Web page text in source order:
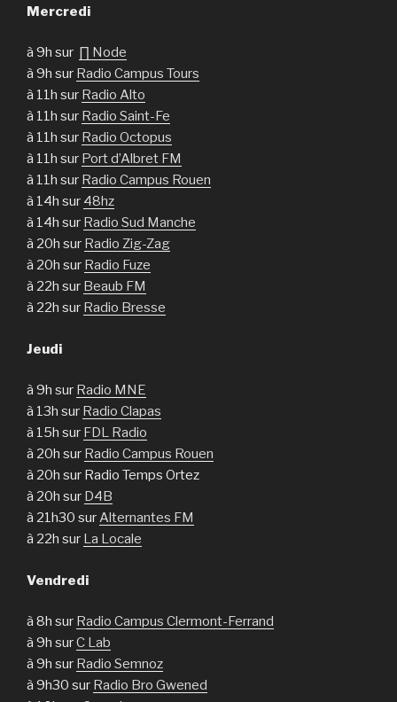
Mercredi
à 9h sur ∏ Node
à 9h sur Radio Campus Tours
à 11h sur Radio Alto
à 11h sur Radio Saint-Fe
à 11h sur Radio Octopus
à 11h sur Port d’Albret FM
à 11h sur Radio Campus Rouen
à 14h sur 48hz
à 14h sur Radio Sud Manche
à 20h sur Radio Zig-Zag
à 20h sur Radio Fuze
à 22h sur Beaub FM
à 22h sur Radio Bresse
Jeudi
à 9h sur Radio MNE
à 13h sur Radio Clapas
à 15h sur FDL Radio
à 20h sur Radio Campus Rouen
à 20h sur Radio Temps Ortez
à 20h sur D4B
à 21h30 surAlternantes FM
à 22h sur La Locale
Vendredi
à 8h sur Radio Campus Clermont-Ferrand
à 9h surC Lab
à 9h sur Radio Semnoz
à 9h30 sur Radio Bro Gwened